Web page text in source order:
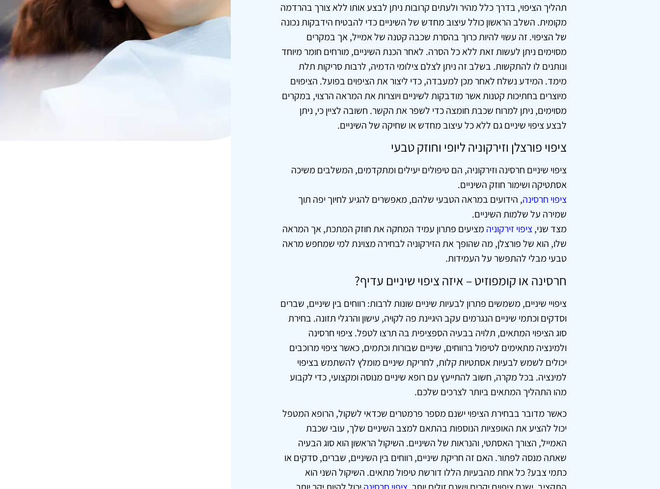
תהליך הציפוי, בדרך כלל מהיר ולעתים קרובות ניתן לבצע אותו ללא צורך בהרדמה
מקומית. השלב הראשון כולל עיצוב מחדש של השיניים כדי להבטיח הידבקות נכונה
של הציפוי. זה עשוי להיות כרוך בהסרת שכבה קטנה של אמייל, אך במקרים
מסוימים ניתן לעשות זאת ללא כל הסרה. לאחר הכנת השיניים, מורחים חומר מיוחד
ונותנים לו להתקשות. בשלב זה ניתן לצלם צילומי הדמיה, לרבות סריקות תלת
מימד. המידע נשלח לאחר מכן למעבדה, כדי ליצור את הציפוים בפועל. הציפוים
מיוצרים בחתיכות קטנות אשר מודבקות לשיניים ויוצרות את המראה הרצוי, במקרים
מסוימים, ניתן למרוח שכבת חומצה כדי לשפר את הקשר. חשובה לציין כי, ניתן
לבצע ציפוי שיניים גם ללא כל עיצוב מחדש או שחיקה של השיניים.
ציפוי פורצלן וזירקוניה ליופי וחוזק טבעי
ציפוי שיניים חרסינה וזירקוניה, הם טיפולים יעילים ומתקדמים, המשלבים משיכה
אסתטיקה ושימור חוזק השיניים.
ציפוי חרסינה, הידועים במראה הטבעי שלהם, מאפשרים להגיע לחיוך יפה תוך
שמירה על שלמות השיניים.
מצד שני,ציפוי זירקוניה מציעים פתרון עמיד המחקה את חוזק המתכת, אך המראה
שלו, הוא של פורצלן, מה שהופך את הזירקוניה לבחירה מצוינת למי שמחפש מראה
טבעי מבלי להתפשר על העמידות.
חרסינה או קומפוזיט – איזה ציפוי שיניים עדיף?
ציפויי שיניים, משמשים פתרון לבעיות שיניים שונות לרבות: רווחים בין שיניים, שברים
וסדקים וכתמי שיניים הנגרמים עקב היגיינת פה לקויה, עישון והרגלי תזונה. בחירת
סוג הציפוי המתאים, תלויה בבעיה הספציפית בה תרצו לטפל. ציפוי חרסינה
ולמינציה מתאימים לטיפול ברווחים, שיניים שבורות וכתמים, כאשר ציפוי מרוכבים
יכולים לשמש לבעיות אסתטיות קלות, לחריקת שיניים מומלץ להשתמש בציפוי
למינציה. בכל מקרה, חשוב להתייעץ עם רופא שיניים מנוסה ומקצועי, כדי לקבוע
מהו התהליך המתאים ביותר לצרכים שלכם.
כאשר מדובר בבחירת הציפוי ישנם מספר פרמטרים שכדאי לשקול, הרופא המטפל
יכול להציע את האופציות הנוספות בהתאם למצב השיניים שלך, עובי שכבת
האמייל, הצורך האסתטי, והנראות של השיניים. השיקול הראשון הוא סוג הבעיה
שאתה מנסה לפתור. האם זה חריקת שיניים, רווחים בין השיניים, שברים, סדקים או
כתמי צבע? כל אחת מהבעיות הללו דורשת טיפול מתאים. השיקול השני הוא